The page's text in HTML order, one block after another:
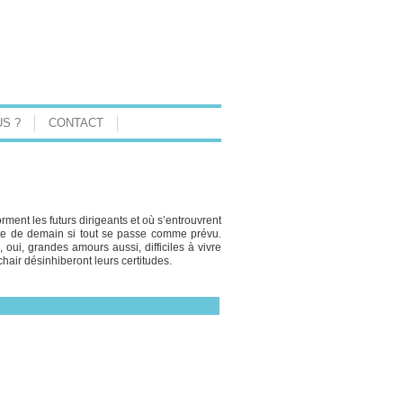
? CONTACT
les futurs dirigeants et où s’entrouvrent
de demain si tout se passe comme prévu.
oui, grandes amours aussi, difficiles à vivre
désinhiberont leurs certitudes.